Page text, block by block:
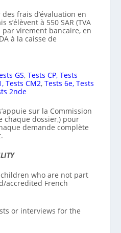
frais d’évaluation en
s’élèvent à 550 SAR (TVA
par virement bancaire, en
à la caisse de
GS, Tests CP, Tests
Tests CM2, Tests 6e, Tests
2nde
sur la Commission
chaque dossier,) pour
demande complète
who are not part
accredited French
or interviews for the